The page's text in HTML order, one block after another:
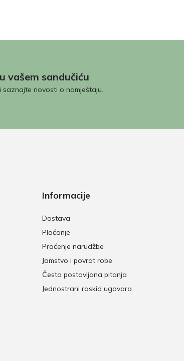
vašem sandučiću
novosti o namještaju.
Informacije
Dostava
Plaćanje
Praćenje narudžbe
Jamstvo i povrat robe
Često postavljana pitanja
Jednostrani raskid ugovora